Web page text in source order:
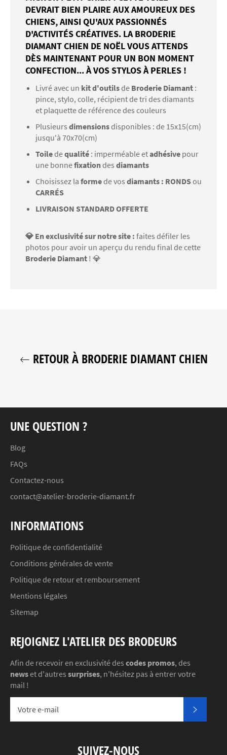
DEVRAIT BIEN PLAIRE AUX AMOUREUX DES
CHIENS, AINSI QU'AUX PASSIONNÉS
D'ACTIVITÉS CRÉATIVES. LA BRODERIE
DIAMANT CHIEN DE NOËL VOUS ATTENDS
DÈS MAINTENANT POUR UN BON MOMENT
CONFECTION... À VOS STYLOS À PERLES !
Livré avec un kit d'outilsde Broderie Diamant :
pince, stylo, colle, récipient de tri des diamants
et plaquette de référence des couleurs
Plusieurs dimensionsdisponibles : de 15x15(cm)
jusqu'à 70x70(cm)
Toiledequalité : imperméable etadhésive pour
une bonnefixationdes diamants
Choisissez la formede vos diamants : RONDSou
CARRÉS
LIVRAISON STANDARD OFFERTE
💎 En exclusivité sur notre site : faites défiler les
photos pour avoir un aperçu du rendu final de cette
Broderie Diamant ! 💎
RETOUR À BRODERIE DIAMANT CHIEN
UNE QUESTION ?
Blog
FAQs
Contactez-nous
contact@atelier-broderie-diamant.fr
INFORMATIONS
Politique de confidentialité
Conditions générales de vente
Politique de retour et remboursement
Mentions légales
Sitemap
REJOIGNEZ L'ATELIER DES BRODEURS
Afin de recevoir en exclusivité des codes promos, des
newset d'autres surprises, n'hésitez pas à entrer votre
mail !
SUIVEZ-NOUS